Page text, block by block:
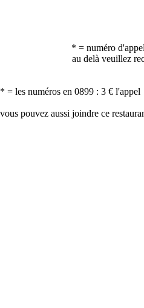
* = numéro
au delà veuillez
* = les numéros en 0899 : 3 € l'appel
vous pouvez aussi joindre ce